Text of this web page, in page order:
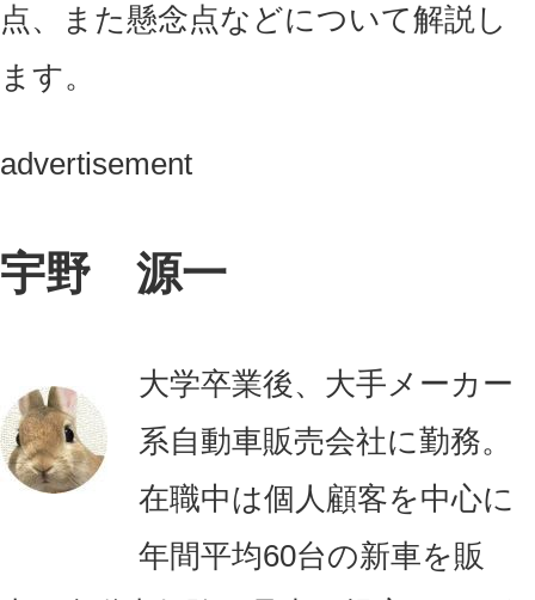
点、また懸念点などについて解説し
ます。
advertisement
宇野 源一
大学卒業後、大手メーカー
系自動車販売会社に勤務。
在職中は個人顧客を中心に
年間平均60台の新車を販